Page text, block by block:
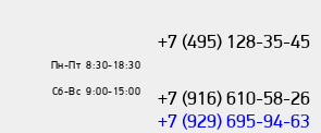
+7 (495) 128-35-45
+7 (916) 610-58-26
+7 (929) 695-94-63
Пн-Пт 8:30-18:30
Сб-Вс 9:00-15:00